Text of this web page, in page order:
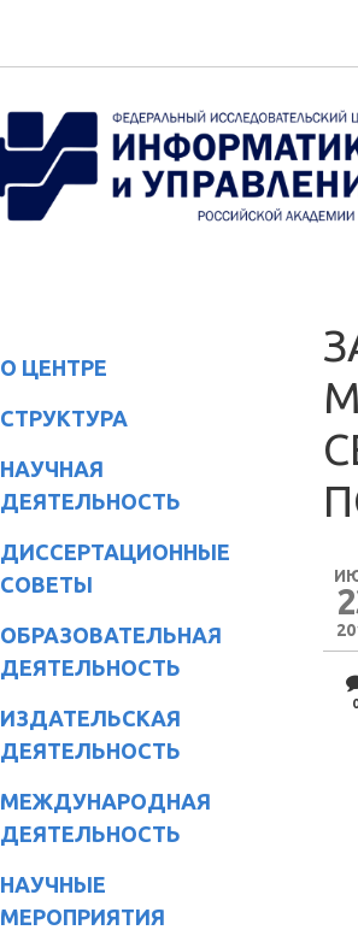
О ЦЕНТРЕ
СТРУКТУРА
НАУЧНАЯ
ДЕЯТЕЛЬНОСТЬ
ДИССЕРТАЦИОННЫЕ
СОВЕТЫ
ОБРАЗОВАТЕЛЬНАЯ
ДЕЯТЕЛЬНОСТЬ
ИЗДАТЕЛЬСКАЯ
ДЕЯТЕЛЬНОСТЬ
МЕЖДУНАРОДНАЯ
ДЕЯТЕЛЬНОСТЬ
НАУЧНЫЕ
МЕРОПРИЯТИЯ
0